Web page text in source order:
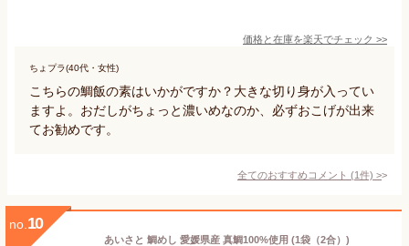
価格と在庫を楽天でチェック >>
ちょプラ(40代・女性)
こちらの鯛飯の素はいかがですか？大きな切り身が入ってい
ますよ。おだしがちょっと濃いめなのか、必ずおこげが出来
てお勧めです。
全てのおすすめコメント (1件) >
no. 10
あいさと 鯛めし 愛媛県産 真鯛100%使用 (1袋（2合）)